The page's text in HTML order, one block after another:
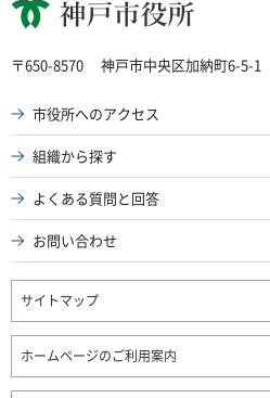
神戸市役所
〒650-8570 神戸市中央区加納町6-5-1
市役所へのアクセス
組織から探す
よくある質問と回答
お問い合わせ
サイトマップ
ホームページのご利用案内